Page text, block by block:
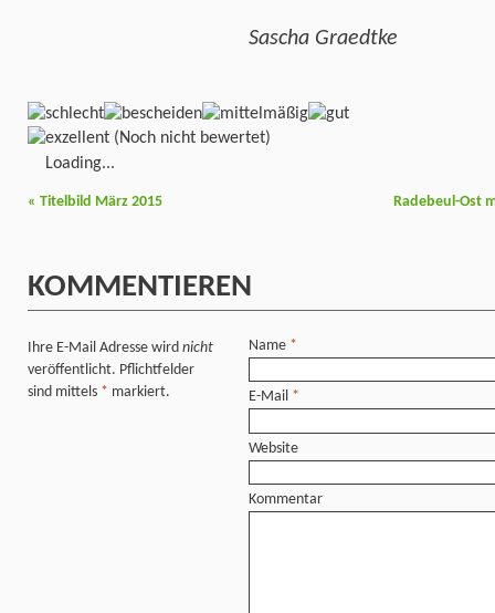
Sascha Graedtke
(Noch nicht bewertet)
Loading...
« Titelbild März 2015 Radebeul-Ost
KOMMENTIEREN
Ihre E-Mail Adresse wird nicht
veröffentlicht. Pflichtfelder
sind mittels * markiert.
Name *
E-Mail *
Website
Kommentar